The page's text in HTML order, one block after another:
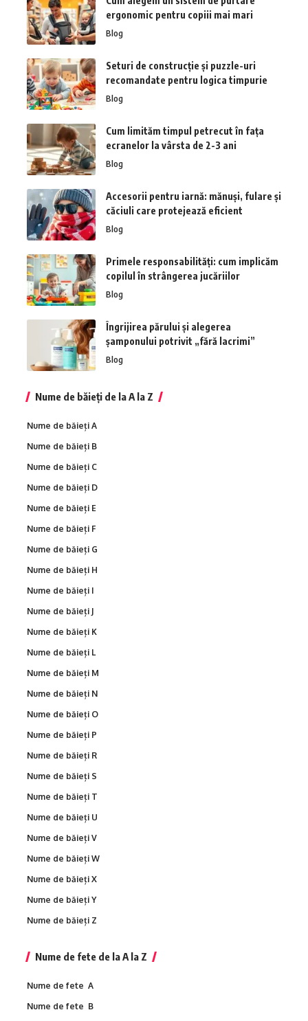
ergonomic pentru copiii mai mari
Blog
Seturi de construcție și puzzle-uri
recomandate pentru logica timpurie
Blog
Cum limităm timpul petrecut în fața
ecranelor la vârsta de 2-3 ani
Blog
Accesorii pentru iarnă: mănuși, fulare și
căciuli care protejează eficient
Blog
Primele responsabilități: cum implicăm
copilul în strângerea jucăriilor
Blog
Îngrijirea părului și alegerea
șamponului potrivit „fără lacrimi”
Blog
Nume de băieți de la A la Z
Nume de băieți A
Nume de băieți B
Nume de băieți C
Nume de băieți D
Nume de băieți E
Nume de băieți F
Nume de băieți G
Nume de băieți H
Nume de băieți I
Nume de băieți J
Nume de băieți K
Nume de băieți L
Nume de băieți M
Nume de băieți N
Nume de băieți O
Nume de băieți P
Nume de băieți R
Nume de băieți S
Nume de băieți T
Nume de băieți U
Nume de băieți V
Nume de băieți W
Nume de băieți X
Nume de băieți Y
Nume de băieți Z
Nume de fete de la A la Z
Nume de fete A
Nume de fete B